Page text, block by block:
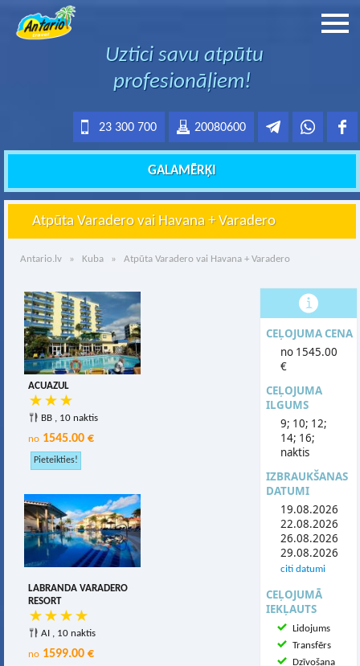
Uztici savu atpūtu
profesionāļiem!
20080600
23 300 700
GALAMĒRĶI
Atpūta Varadero vai Havana + Varadero
Antario.lv » Kuba » Atpūta Varadero vai Havana + Varadero
CEĻOJUMA CENA
no 1545.00
€
CEĻOJUMA
ILGUMS
9; 10; 12;
14; 16;
naktis
IZBRAUKŠANAS
DATUMI
19.08.2026
22.08.2026
26.08.2026
29.08.2026
citi datumi
CEĻOJUMĀ
IEKĻAUTS
Lidojums
Transfērs
Dzīvošana
ACUAZUL
BB , 10 naktis
no 1545.00 €
LABRANDA VARADERO
RESORT
AI , 10 naktis
no 1599.00 €